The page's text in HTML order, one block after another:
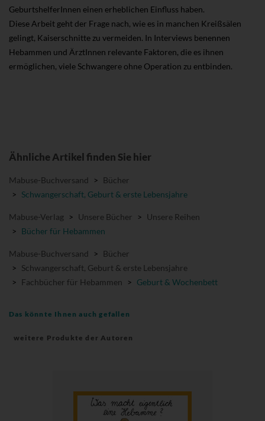
GeburtshelferInnen einen erheblichen Einfluss haben.
Diese Arbeit geht der Frage nach, wie es in manchen Kreißsälen
gelingt, Kaiserschnitte zu vermeiden. In Interviews benennen
Hebammen und ÄrztInnen relevante Faktoren, die es ihnen
ermöglichen, viele Schwangere ohne Operation zu entbinden.
Ähnliche Artikel finden Sie hier
Mabuse-Buchversand > Bücher
> Schwangerschaft, Geburt & erste Lebensjahre
Mabuse-Verlag > Unsere Bücher > Unsere Reihen
> Bücher für Hebammen
Mabuse-Buchversand > Bücher
> Schwangerschaft, Geburt & erste Lebensjahre
> Fachbücher für Hebammen > Geburt & Wochenbett
Das könnte Ihnen auch gefallen
weitere Produkte der Autoren